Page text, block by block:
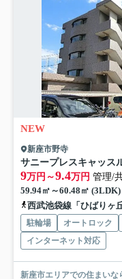
NEW
新座市野寺
サニープレスキャッス
9万円～9.4万円 管理/
59.94㎡～60.48㎡
西武池袋線「ひばりヶ
駐輪場 オートロック
インターネット対応
新座市エリアでの住まい